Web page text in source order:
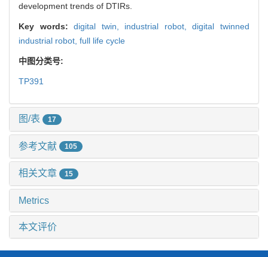
development trends of DTIRs.
Key words:digital twin, industrial robot,digital twinned
industrial robot, full life cycle
中图分类号:
TP391
图/表 17
参考文献 105
相关文章 15
Metrics
本文评价